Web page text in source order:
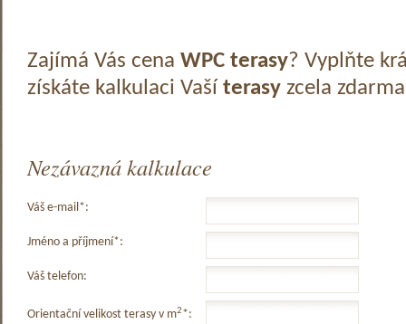
Zajímá Vás cena WPC terasy? Vyplňte
získáte kalkulaci Vaší terasyzcela
Nezávazná kalkulace
Váš e-mail*:
Jméno a příjmení*:
Váš telefon:
Orientační velikost terasy v m2*: